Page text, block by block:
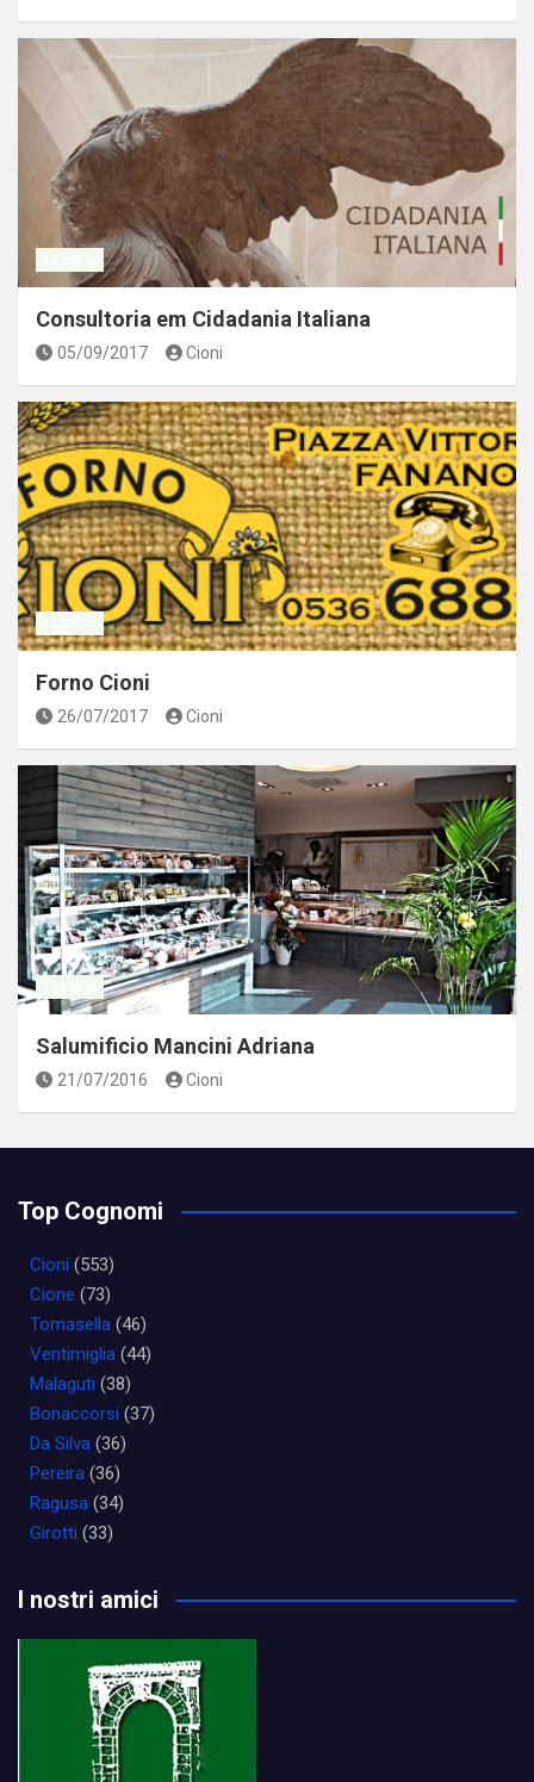
Consultoria em Cidadania Italiana
05/09/2017 Cioni
Forno Cioni
26/07/2017 Cioni
Salumificio Mancini Adriana
21/07/2016 Cioni
Top Cognomi
Cioni (553)
Cione (73)
Tomasella (46)
Ventimiglia (44)
Malaguti (38)
Bonaccorsi (37)
Da Silva (36)
Pereira (36)
Ragusa (34)
Girotti (33)
I nostri amici